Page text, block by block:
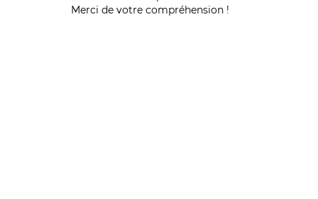
Merci de votre compréhension !